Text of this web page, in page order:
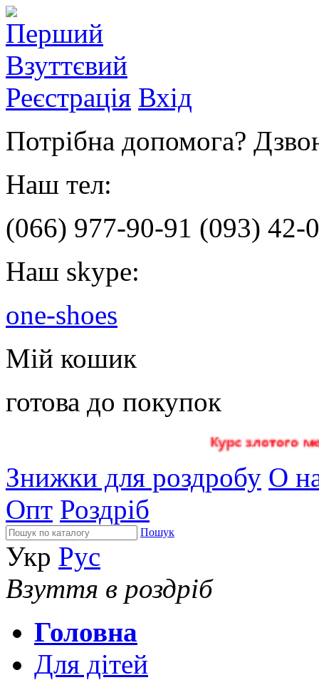
Реєстрація Вхід
Потрібна допомога?
Наш тел:
(066) 977-90-91 (093) 42-
Наш skype:
one-shoes
Мій кошик
готова до покупок
Знижки для роздробу О
Опт Роздріб
Пошук
Укр Рус
Взуття в роздріб
Головна
Для дітей